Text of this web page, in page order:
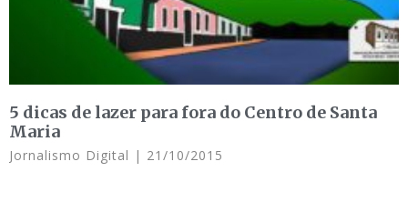
5 dicas de lazer para fora do Centro de Santa
Maria
Jornalismo Digital 21/10/2015